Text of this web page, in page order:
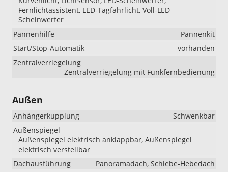
Fernlichtassistent, LED-Tagfahrlicht, Voll-LED
Scheinwerfer
Pannenhilfe
Pannenkit
Start/Stop-Automatik
vorhanden
Zentralverriegelung
Zentralverriegelung mit Funkfernbedienung
Außen
Anhängerkupplung
Schwenkbar
Außenspiegel
Außenspiegel elektrisch anklappbar, Außenspiegel
elektrisch verstellbar
Dachausführung
Panoramadach, Schiebe-Hebedach